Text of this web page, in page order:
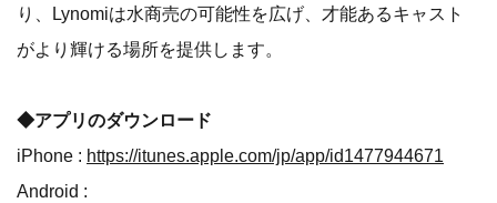
り、Lynomiは水商売の可能性を広げ、才能あるキャスト
がより輝ける場所を提供します。
◆アプリのダウンロード
iPhone : https://itunes.apple.com/jp/app/id1477944671
Android :